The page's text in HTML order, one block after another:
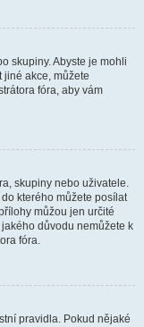
skupiny. Abyste je mohli
jiné akce, můžete
fóra, aby vám
skupiny nebo uživatele.
kterého můžete posílat
můžou jen určité
důvodu nemůžete k
fóra.
pravidla. Pokud nějaké